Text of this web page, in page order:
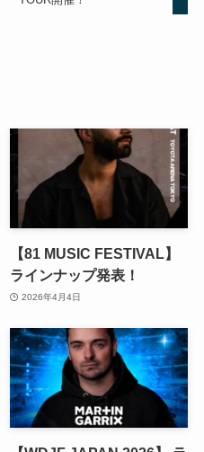
【81 MUSIC FESTIVAL】
ラインナップ発表！
2026年4月4日